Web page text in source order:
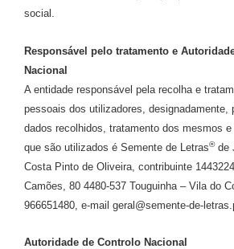
social.
Responsável pelo tratamento e
Nacional
A entidade responsável pela recolha e
pessoais dos utilizadores, designadamente,
dados recolhidos, tratamento dos mesmos
que são utilizados é Semente de Letras®de
Costa Pinto de Oliveira, contribuinte
Camões, 80 4480-537 Touguinha – Vila do
966651480, e-mail geral@semente-de-
Autoridade de Controlo Nacional